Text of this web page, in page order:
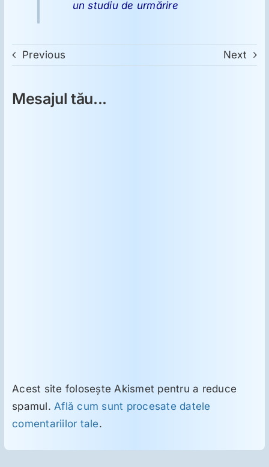
un studiu de urmărire
Previous Next
Mesajul tău...
Acest site folosește Akismet pentru a reduce
spamul.Află cum sunt procesate datele
comentariilor tale.